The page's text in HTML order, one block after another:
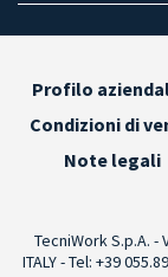
Profilo
Condizioni di
Note legali
TecniWork S.p.A. -
ITALY - Tel: +39